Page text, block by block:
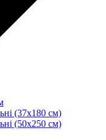
(37х180 см)
(50х250 см)